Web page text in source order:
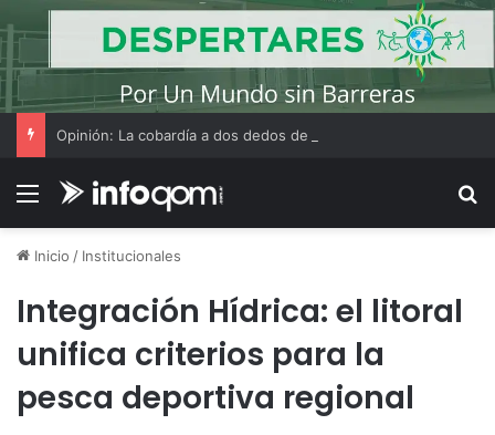
Opinión: La cobardía a dos dedos de distancia
Menú
Inicio / Institucionales
Integración Hídrica: el litoral
unifica criterios para la
pesca deportiva regional